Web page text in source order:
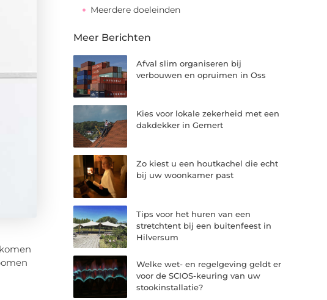
Meerdere doeleinden
Meer Berichten
Afval slim organiseren bij
verbouwen en opruimen in Oss
Kies voor lokale zekerheid met een
dakdekker in Gemert
Zo kiest u een houtkachel die echt
bij uw woonkamer past
Tips voor het huren van een
stretchtent bij een buitenfeest in
Hilversum
Welke wet- en regelgeving geldt er
voor de SCIOS-keuring van uw
stookinstallatie?